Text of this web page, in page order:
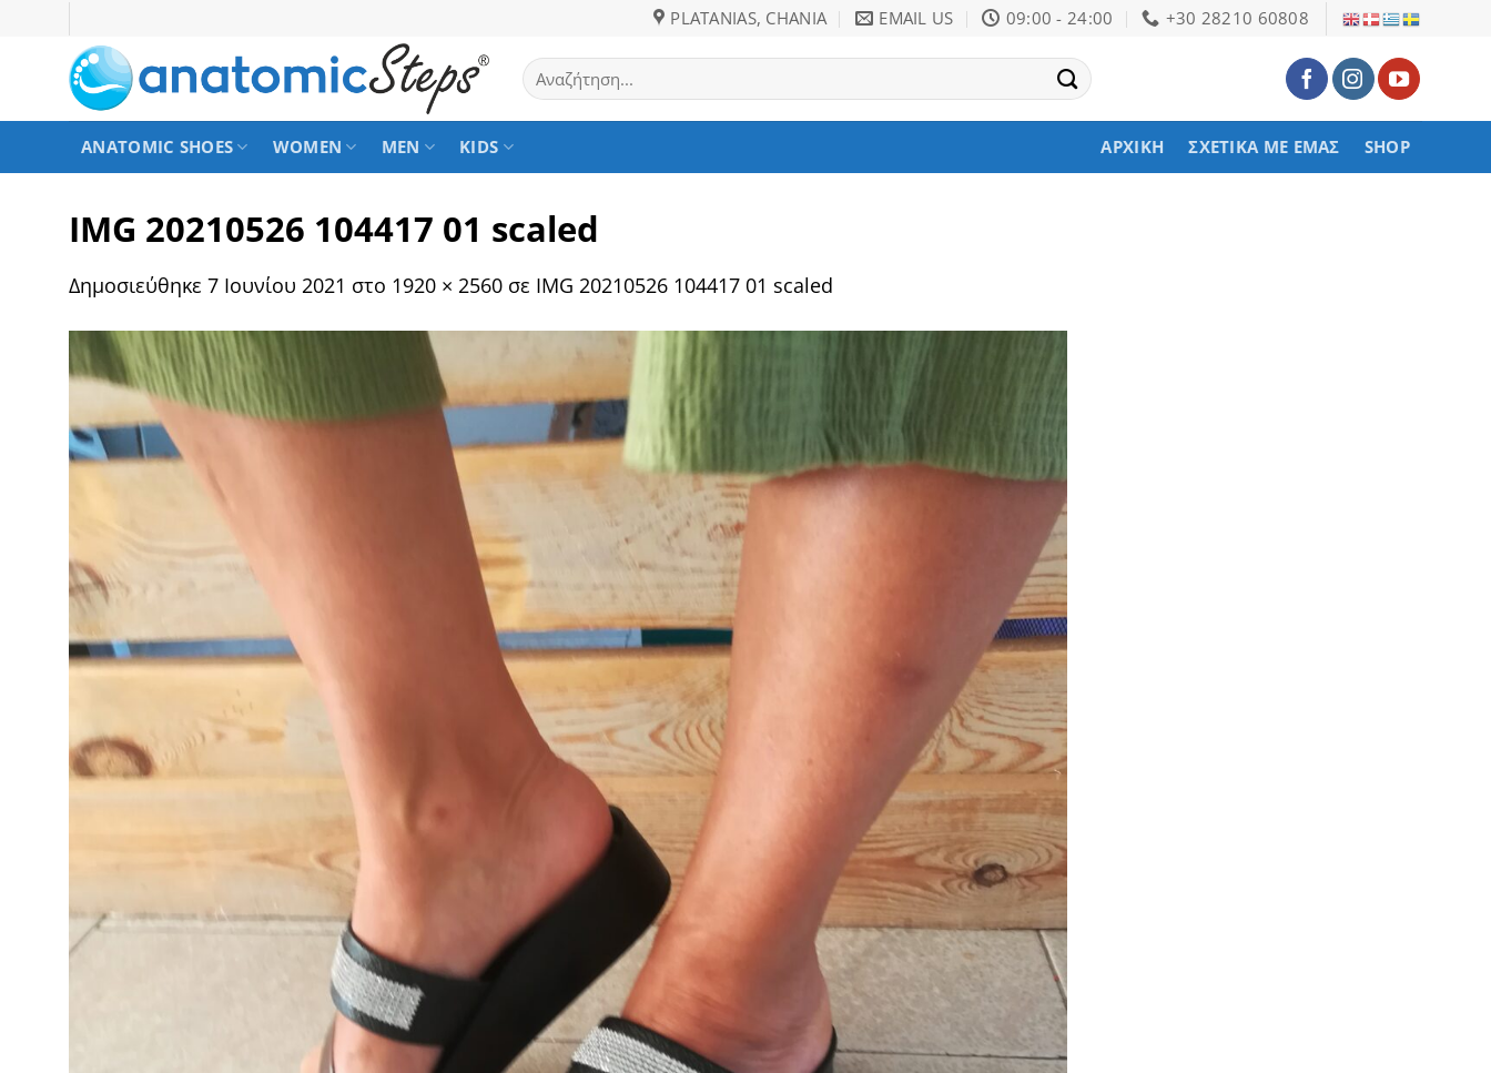
περιεχόμενο
PLATANIAS, CHANIA EMAIL US 09:00 - 24:00 +30 28210 60808
Αναζήτηση
για:
ANATOMIC SHOES WOMEN MEN KIDS ΑΡΧΙΚΉ ΣΧΕΤΙΚΆ ΜΕ ΕΜΆΣ SHOP
IMG 20210526 104417 01 scaled
Δημοσιεύθηκε 7 Ιουνίου 2021 στο 1920 × 2560 σε IMG 20210526 104417 01 scaled